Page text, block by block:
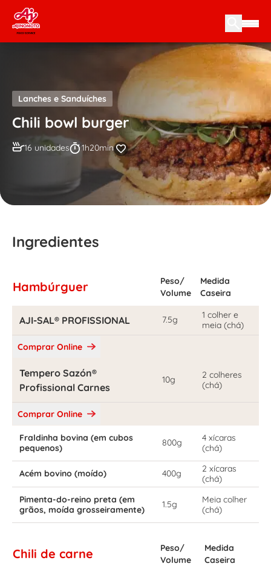
Skip to content
Lanches e Sanduíches
Chili bowl burger
16 unidades 1h20min
Ingredientes
Hambúrguer
Peso/
Volume
Medida
Caseira
AJI-SAL® PROFISSIONAL 7.5g
1 colher e
meia (chá)
Comprar Online
Tempero Sazón®
Profissional Carnes
10g
2 colheres
(chá)
Comprar Online
Fraldinha bovina (em cubos
pequenos)
800g
4 xícaras
(chá)
Acém bovino (moído) 400g
2 xícaras
(chá)
Pimenta-do-reino preta (em
grãos, moída grosseiramente)
1.5g
Meia colher
(chá)
Chili de carne
Peso/
Volume
Medida
Caseira